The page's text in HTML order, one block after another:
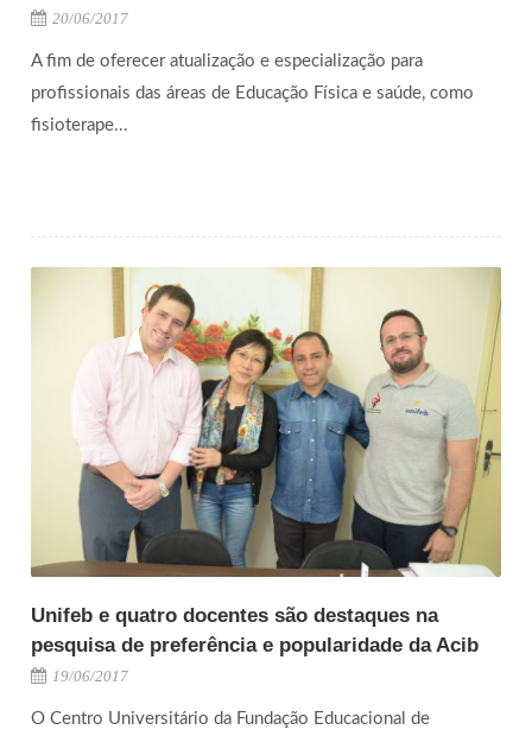
20/06/2017
A fim de oferecer atualização e especialização para
profissionais das áreas de Educação Física e saúde, como
fisioterape...
Unifeb e quatro docentes são destaques na
pesquisa de preferência e popularidade da Acib
19/06/2017
O Centro Universitário da Fundação Educacional de